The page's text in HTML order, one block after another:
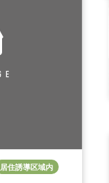
居住誘導区域内